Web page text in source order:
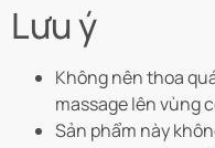
Lưu ý
Không nên thoa
massage lên vùng
Sản phẩm này